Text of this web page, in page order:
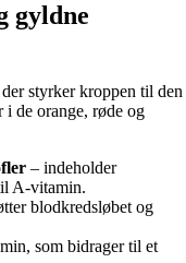
gyldne
styrker kroppen til den
de orange, røde og
– indeholder
A-vitamin.
blodkredsløbet og
som bidrager til et